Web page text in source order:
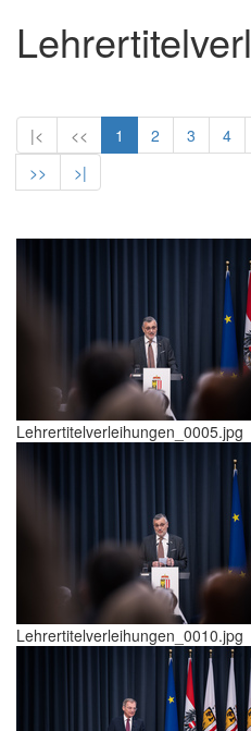
|< << 1 2 3 4
>>
>|
Lehrertitelverleihungen_0005.jpg
Lehrertitelverleihungen_0010.jpg